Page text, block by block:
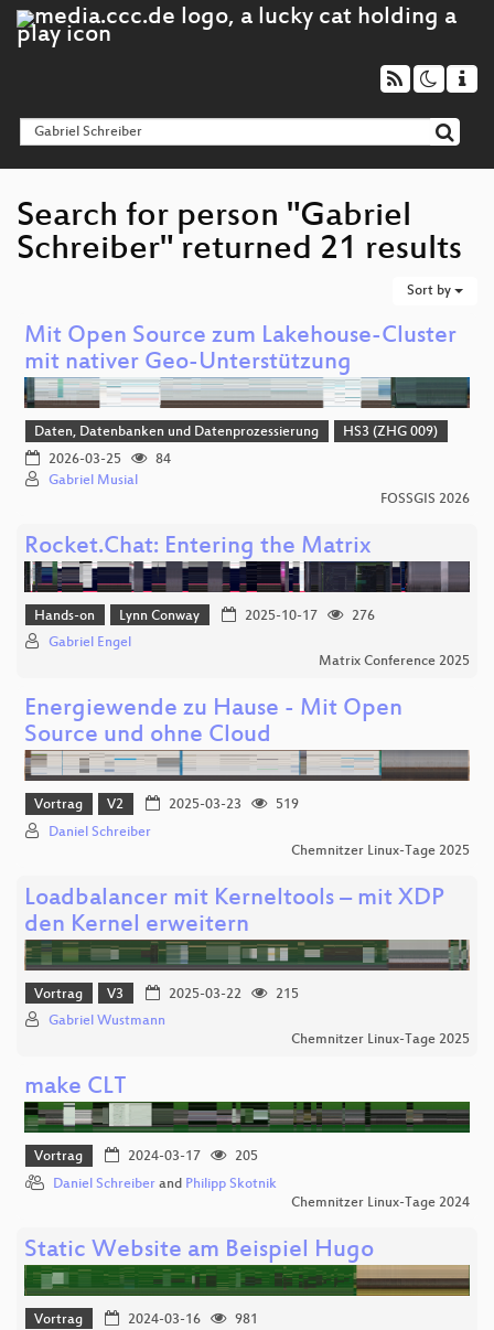
Search for person "Gabriel
Schreiber" returned 21 results
Sort by
Mit Open Source zum Lakehouse-Cluster
mit nativer Geo-Unterstützung
Daten, Datenbanken und Datenprozessierung
HS3 (ZHG 009)
2026-03-25
84
Gabriel Musial
FOSSGIS 2026
Rocket.Chat: Entering the Matrix
Hands-on Lynn Conway 2025-10-17
276
Gabriel Engel
Matrix Conference 2025
Energiewende zu Hause - Mit Open
Source und ohne Cloud
Vortrag V2 2025-03-23
519
Daniel Schreiber
Chemnitzer Linux-Tage 2025
Loadbalancer mit Kerneltools – mit XDP
den Kernel erweitern
Vortrag V3 2025-03-22
215
Gabriel Wustmann
Chemnitzer Linux-Tage 2025
make CLT
Vortrag 2024-03-17
205
Daniel Schreiber and Philipp Skotnik
Chemnitzer Linux-Tage 2024
Static Website am Beispiel Hugo
Vortrag 2024-03-16
981